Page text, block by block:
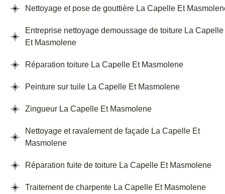
Nettoyage et pose de gouttière La Capelle Et
Entreprise nettoyage demoussage de toiture La Capelle
Et Masmolene
Réparation toiture La Capelle Et Masmolene
Peinture sur tuile La Capelle Et Masmolene
Zingueur La Capelle Et Masmolene
Nettoyage et ravalement de façade La Capelle Et
Masmolene
Réparation fuite de toiture La Capelle Et Masmolene
Traitement de charpente La Capelle Et Masmolene